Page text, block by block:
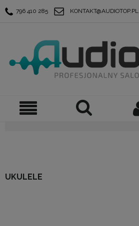
796 410 285 KONTAKT@AUDIOTOP.PL
UKULELE